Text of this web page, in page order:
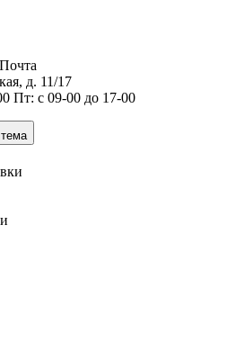
Почта
д. 11/17
Пт: с 09-00 до 17-00